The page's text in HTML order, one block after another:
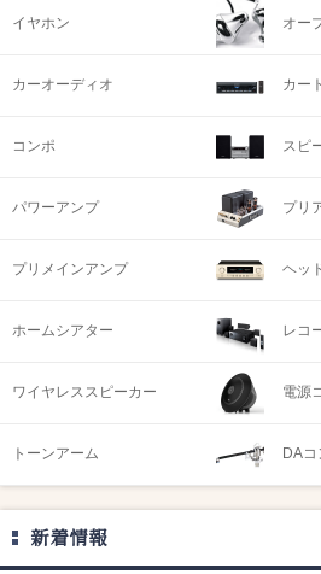
イヤホン オー
カーオーディオ カー
コンポ スピ
パワーアンプ プリ
プリメインアンプ ヘッ
ホームシアター レコ
ワイヤレススピーカー 電源
トーンアーム DAコ
新着情報